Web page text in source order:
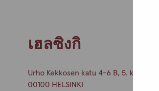
เฮลซิงกิ
Urho Kekkosen katu 4-6 B, 5. krs (ชั้น 5)
00100 HELSINKI